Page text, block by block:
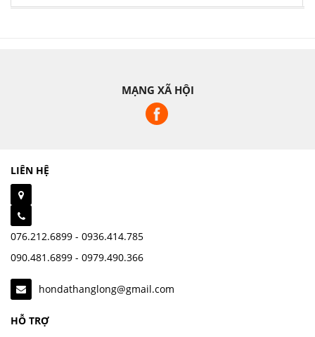
MẠNG XÃ HỘI
LIÊN HỆ
076.212.6899 - 0936.414.785
090.481.6899 - 0979.490.366
hondathanglong@gmail.com
HỖ TRỢ